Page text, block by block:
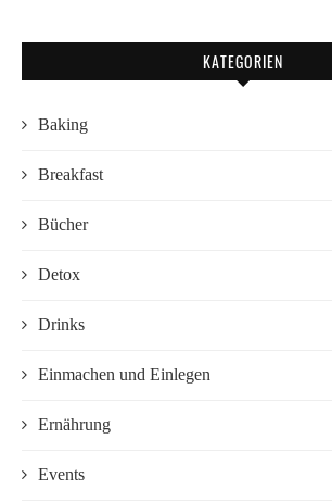
KATEGORIEN
Baking
Breakfast
Bücher
Detox
Drinks
Einmachen und Einlegen
Ernährung
Events